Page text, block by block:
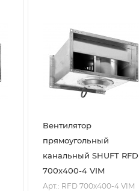
Вентилятор
прямоугольный
канальный SHUFT RFD
700х400-4 VIM
Арт.: RFD 700х400-4 VIM